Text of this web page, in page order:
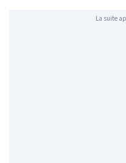
La suite